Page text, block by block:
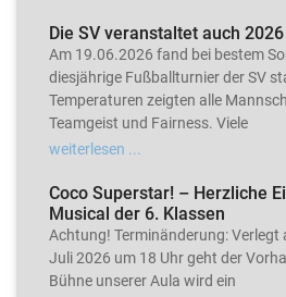
Die SV veranstaltet auch
Am 19.06.2026 fand bei bestem
diesjährige Fußballturnier der SV
Temperaturen zeigten alle
Teamgeist und Fairness. Viele
weiterlesen ...
Coco Superstar! – Herzliche
Musical der 6. Klassen
Achtung! Terminänderung: Verlegt
Juli 2026 um 18 Uhr geht der
Bühne unserer Aula wird ein